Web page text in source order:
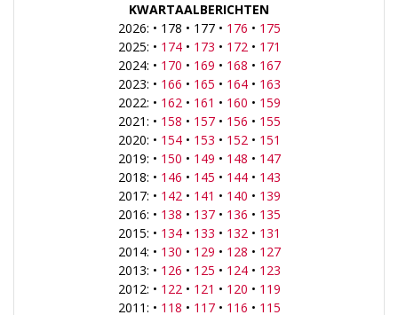
KWARTAALBERICHTEN
2026: • 178 • 177 • 176 • 175
2025: • 174• 173 • 172• 171
2024: • 170 • 169 • 168 • 167
2023: • 166 • 165 • 164• 163
2022: • 162• 161 • 160 • 159
2021: • 158 • 157• 156 • 155
2020: • 154• 153 • 152• 151
2019: • 150 • 149 • 148 • 147
2018: • 146 • 145 • 144• 143
2017: • 142• 141 • 140 • 139
2016: • 138 • 137• 136 • 135
2015: • 134• 133 • 132• 131
2014: • 130 • 129 • 128 • 127
2013: • 126 • 125 • 124• 123
2012: • 122• 121 • 120 • 119
2011: • 118 • 117• 116 • 115